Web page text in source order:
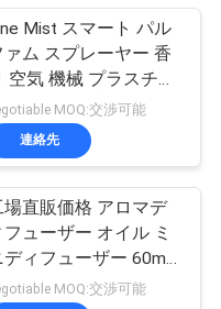
Mist スマート パル
ァム スプレーヤー 香
空気 機械 プラスチッ
ロス Fcc 承認 Aroma
MOQ:交渉可能
連絡先
場直販価格 アロマデ
フューザー オイル ミ
ディフューザー 60ml
ルミ
MOQ:交渉可能